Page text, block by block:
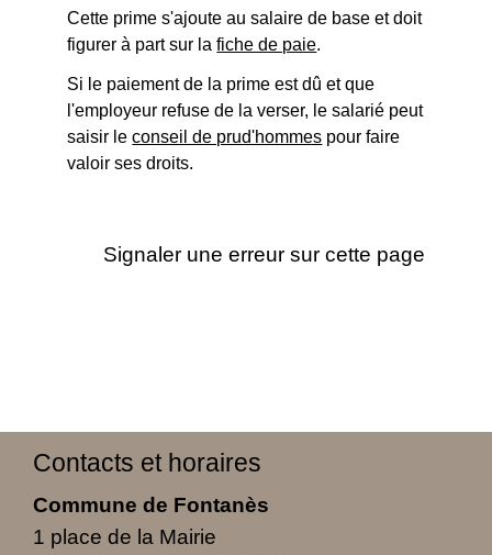
Cette prime s'ajoute au salaire de base et doit
figurer à part sur lafiche de paie.
Si le paiement de la prime est dû et que
l'employeur refuse de la verser, le salarié peut
saisir leconseil de prud'hommes pour faire
valoir ses droits.
Signaler une erreur sur cette page
Contacts et horaires
Commune de Fontanès
1 place de la Mairie